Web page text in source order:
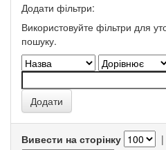
Додати фільтри:
Використовуйте фільтри для
пошуку.
Вивести на сторінку |